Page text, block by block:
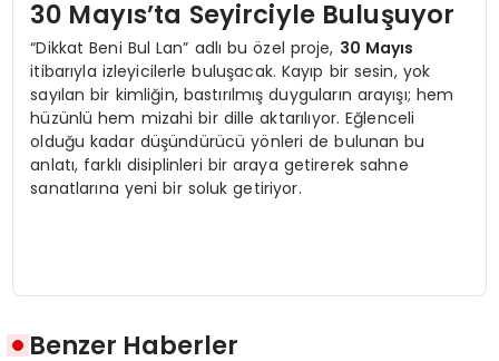
30 Mayıs’ta Seyirciyle Buluşuyor
“Dikkat Beni Bul Lan” adlı bu özel proje, 30 Mayıs
itibarıyla izleyicilerle buluşacak. Kayıp bir sesin, yok
sayılan bir kimliğin, bastırılmış duyguların arayışı; hem
hüzünlü hem mizahi bir dille aktarılıyor. Eğlenceli
olduğu kadar düşündürücü yönleri de bulunan bu
anlatı, farklı disiplinleri bir araya getirerek sahne
sanatlarına yeni bir soluk getiriyor.
Benzer Haberler